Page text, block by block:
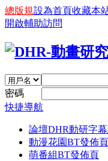
總版規設為首頁收藏本
開啟輔助訪問
密碼
快捷導航
論壇DHR動研字
動漫花園BT發佈頁
萌番組BT發佈頁